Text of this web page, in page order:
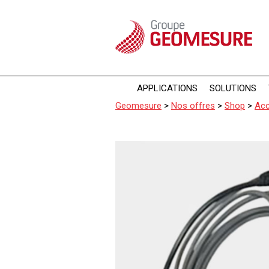
APPLICATIONS SOLUTIONS
Geomesure > Nos offres > Shop >